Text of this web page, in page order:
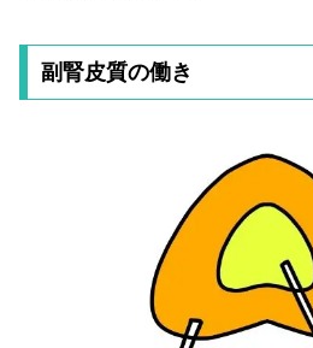
副腎皮質の働き